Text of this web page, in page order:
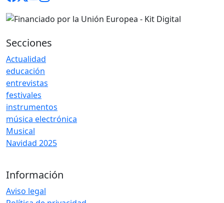
Secciones
Actualidad
educación
entrevistas
festivales
instrumentos
música electrónica
Musical
Navidad 2025
Información
Aviso legal